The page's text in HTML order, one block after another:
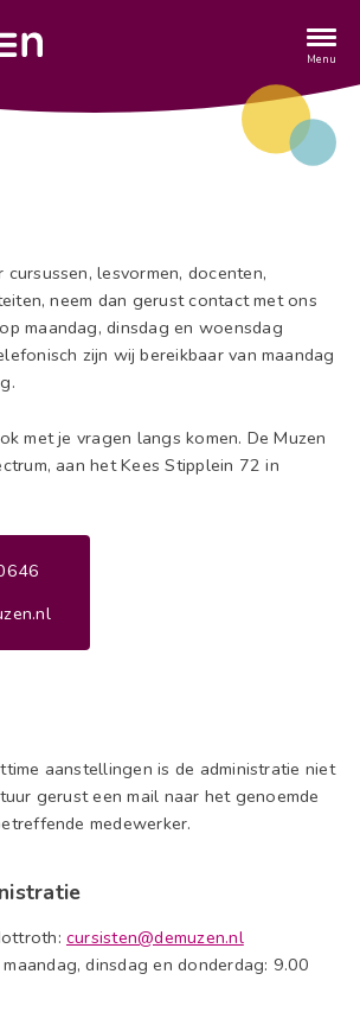
Menu
lesvormen, docenten,
neem dan gerust contact met ons
maandag, dinsdag en woensdag
zijn wij bereikbaar van maandag
met je vragen langs komen. De Muzen
aan het Kees Stipplein 72 in
aanstellingen is de administratie niet
gerust een mail naar het genoemde
medewerker.
cursisten@demuzen.nl
dinsdag en donderdag: 9.00